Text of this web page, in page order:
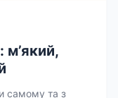
самому та з